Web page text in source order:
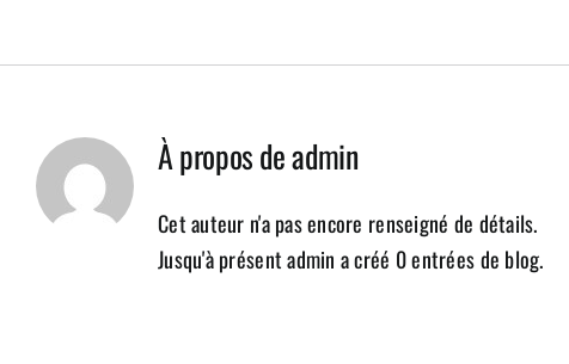
À propos deadmin
Cet auteur n'a pas encore renseigné de détails.
Jusqu'à présent admin a créé 0 entrées de blog.